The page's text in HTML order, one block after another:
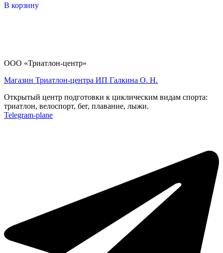
В корзину
ООО «Триатлон-центр»
Магазин Триатлон-центра ИП Галкина О. Н.
Открытый центр подготовки к циклическим видам спорта:
триатлон, велоспорт, бег, плавание, лыжи.
Telegram-plane